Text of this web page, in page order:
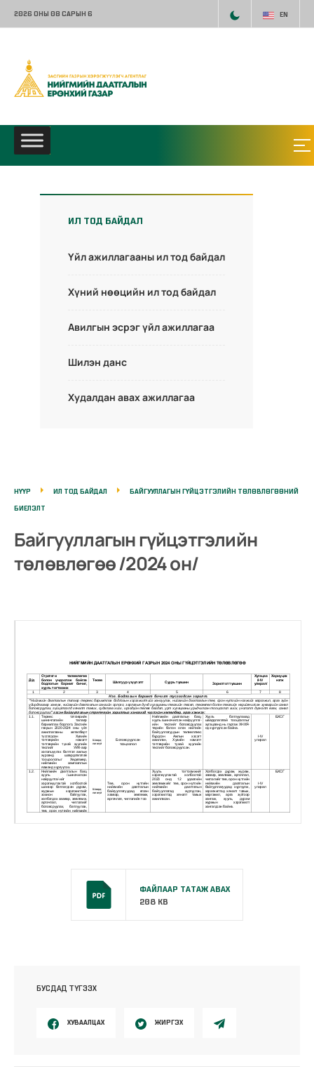
2026 ОНЫ 08 САРЫН 6 EN
ИЛ ТОД БАЙДАЛ
Үйл ажиллагааны ил тод байдал
Хүний нөөцийн ил тод байдал
Авилгын эсрэг үйл ажиллагаа
Шилэн данс
Худалдан авах ажиллагаа
НҮҮР ИЛ ТОД БАЙДАЛ
БАЙГУУЛЛАГЫН ГҮЙЦЭТГЭЛИЙН ТӨЛӨВЛӨГӨӨНИЙ
БИЕЛЭЛТ
Байгууллагын гүйцэтгэлийн
төлөвлөгөө /2024 он/
ФАЙЛААР ТАТАЖ АВАХ
208 KB
БУСДАД ТҮГЭЭХ
ХУВААЛЦАХ ЖИРГЭХ